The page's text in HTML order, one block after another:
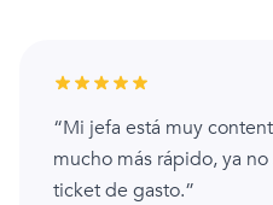
“Mi jefa está muy
mucho más rápido, ya
ticket de gasto.”